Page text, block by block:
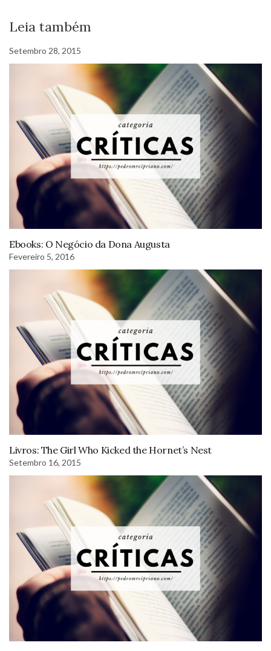
Leia também
Setembro 28, 2015
Ebooks: O Negócio da Dona Augusta
Fevereiro 5, 2016
Livros: The Girl Who Kicked the Hornet’s Nest
Setembro 16, 2015